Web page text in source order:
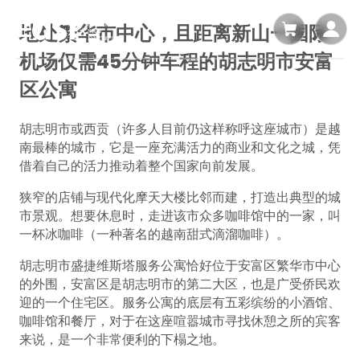
地处繁华市中心，且距离新山一国际
机场仅需45分钟车程的胡志明市安富
区公寓
胡志明市或西贡（许多人目前仍这样称呼这座城市）是越
南最棒的城市，它是一座充满活力的商业和文化之城，凭
借着自己的活力推动着整个国家向前发展。
狭窄的店铺与现代化摩天大楼比邻而建，打造出典型的城
市景观。想要休息时，走进该市众多咖啡馆中的一家，叫
一杯冰咖啡（一种著名的越南甜式滴溜咖啡）。
胡志明市盛捷维斯塔服务公寓恰好位于安富区繁华市中心
的外围，安富区是胡志明市的第二大区，也是广受侨民欢
迎的一个住宅区。服务公寓的底层有五彩缤纷的小酒馆、
咖啡馆和餐厅，对于在这座喧嚣城市寻找休憩之所的宾客
来说，是一个非常便利的下榻之地。